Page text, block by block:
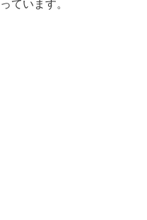
ています。